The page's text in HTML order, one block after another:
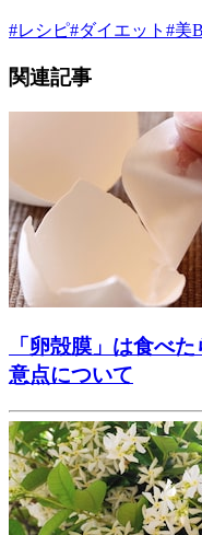
#レシピ#ダイエット #美
関連記事
「卵殻膜」は食べ
意点について